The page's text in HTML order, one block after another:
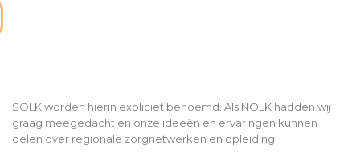
SOLK worden hierin expliciet benoemd. Als NOLK hadden wij
graag meegedacht en onze ideeën en ervaringen kunnen
delen over regionale zorgnetwerken en opleiding.